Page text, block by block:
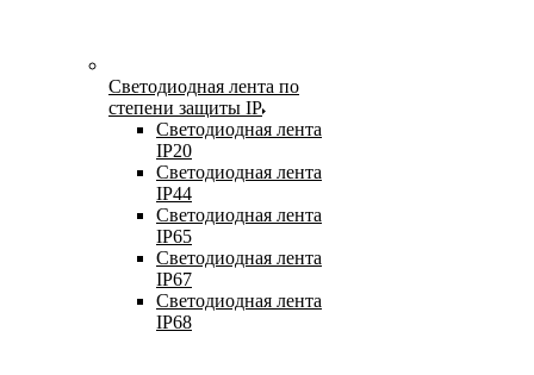
Светодиодная лента по
степени защиты IP
Светодиодная лента
IP20
Светодиодная лента
IP44
Светодиодная лента
IP65
Светодиодная лента
IP67
Светодиодная лента
IP68